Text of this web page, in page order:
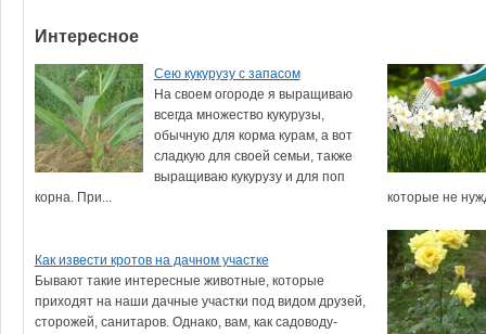
Интересное
Сею кукурузу с запасом
На своем огороде я выращиваю
всегда множество кукурузы,
обычную для корма курам, а вот
сладкую для своей семьи, также
выращиваю кукурузу и для поп
корна. При...
которые не
Как извести кротов на дачном участке
Бывают такие интересные животные, которые
приходят на наши дачные участки под видом друзей,
сторожей, санитаров. Однако, вам, как садоводу-